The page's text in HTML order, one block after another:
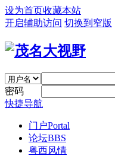
设为首页收藏本站
开启辅助访问 切换到窄版
密码
快捷导航
门户Portal
论坛BBS
粤西风情